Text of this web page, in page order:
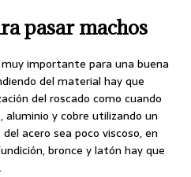
pasar machos
importante para una buena
del material hay que
del roscado como cuando
aluminio y cobre utilizando un
acero sea poco viscoso, en
bronce y latón hay que